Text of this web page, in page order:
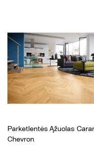
Parketlentės Ąžuolas
Chevron